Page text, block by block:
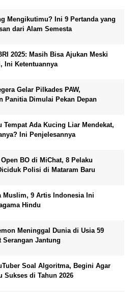
Mengikutimu? Ini 9 Pertanda yang
dari Alam Semesta
2025: Masih Bisa Ajukan Meski
Ini Ketentuannya
Gelar Pilkades PAW,
Panitia Dimulai Pekan Depan
Tempat Ada Kucing Liar Mendekat,
Ini Penjelesannya
BO di MiChat, 8 Pelaku
Polisi di Mataram Baru
Muslim, 9 Artis Indonesia Ini
Hindu
Meninggal Dunia di Usia 59
Serangan Jantung
Soal Algoritma, Begini Agar
Sukses di Tahun 2026